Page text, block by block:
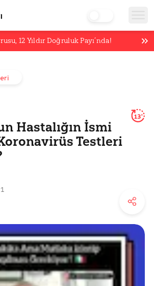
12 Yıldır Doğruluk Payı’nda!
Hastalığın İsmi
Testleri
13'